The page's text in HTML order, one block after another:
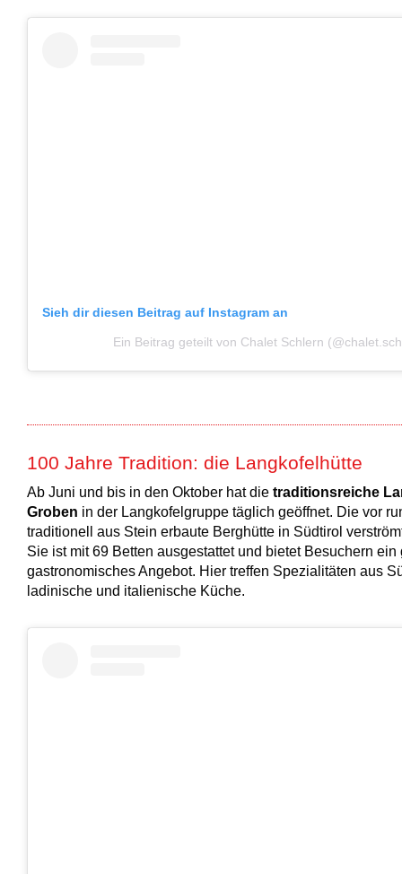
Sieh dir diesen Beitrag auf Instagram an
Ein Beitrag geteilt von Chalet Schlern
100 Jahre Tradition: die Langkofelhütte
Ab Juni und bis in den Oktober hat die traditionsreiche
Groben in der Langkofelgruppe täglich geöffnet. Die vor
traditionell aus Stein erbaute Berghütte in Südtirol
Sie ist mit 69 Betten ausgestattet und bietet Besuchern ein
gastronomisches Angebot. Hier treffen Spezialitäten aus
ladinische und italienische Küche.